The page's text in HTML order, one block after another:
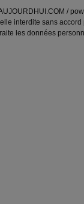
/
interdite sans
les données